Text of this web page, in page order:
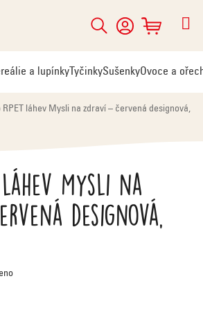
Hledat
NÁKUPNÍ
KOŠÍK
a lupínky TyčinkySušenkyOvoce a
RPET láhev Mysli na zdraví – červená designová,
láhev Mysli na
designová,